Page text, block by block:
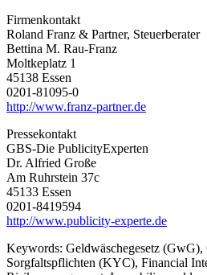
Firmenkontakt
Roland Franz & Partner, Steuerberater
Bettina M. Rau-Franz
Moltkeplatz 1
45138 Essen
0201-81095-0
http://www.franz-partner.de
Pressekontakt
GBS-Die PublicityExperten
Dr. Alfried Große
Am Ruhrstein 37c
45133 Essen
0201-8419594
http://www.publicity-experte.de
Keywords: Geldwäschegesetz
Sorgfaltspflichten (KYC), Financial